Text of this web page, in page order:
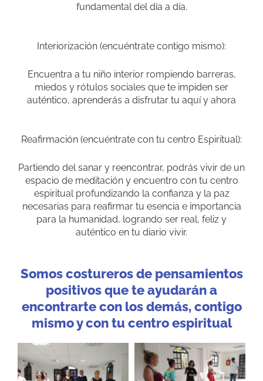
fundamental del día a día.
Interiorización (encuéntrate contigo mismo):
Encuentra a tu niño interior rompiendo barreras,
miedos y rótulos sociales que te impiden ser
auténtico, aprenderás a disfrutar tu aquí y ahora
Reafirmación (encuéntrate con tu centro Espiritual):
Partiendo del sanar y reencontrar, podrás vivir de un
espacio de meditación y encuentro con tu centro
espiritual profundizando la confianza y la paz
necesarias para reafirmar tu esencia e importancia
para la humanidad, logrando ser real, feliz y
auténtico en tu diario vivir.
Somos costureros de pensamientos
positivos que te ayudarán a
encontrarte con los demás, contigo
mismo y con tu centro espiritual